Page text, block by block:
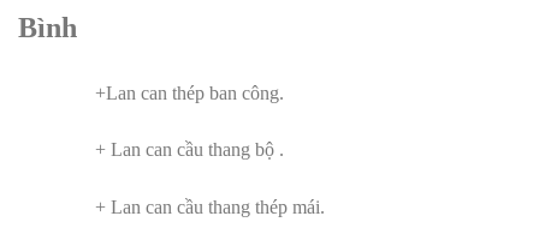
Bình
+Lan can thép ban công.
+ Lan can cầu thang bộ .
+ Lan can cầu thang thép mái.